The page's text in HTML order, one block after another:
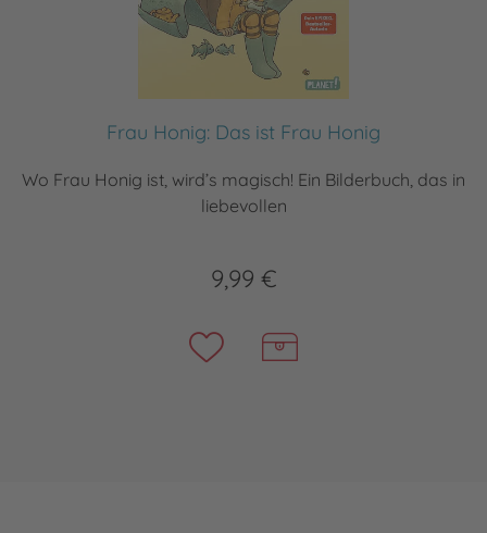
Frau Honig: Das ist Frau Honig
Wo Frau Honig ist, wird’s magisch! Ein Bilderbuch, das in
liebevollen
9,99 €